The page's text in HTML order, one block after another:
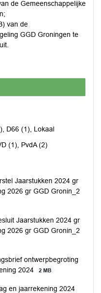
de Gemeenschappelijke
van de
GGD Groningen te
D66 (1), Lokaal
(1), PvdA (2)
Jaarstukken 2024 gr
2026 gr GGD Gronin_2
Jaarstukken 2024 gr
2026 gr GGD Gronin_2
ontwerpbegroting
2024
2 MB
en jaarrekening 2024